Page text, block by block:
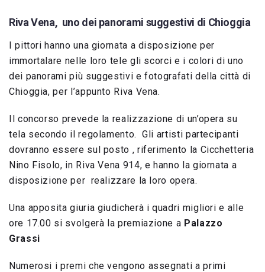
Riva Vena, uno dei panorami suggestivi di Chioggia
I pittori hanno una giornata a disposizione per
immortalare nelle loro tele gli scorci e i colori di uno
dei panorami più suggestivi e fotografati della città di
Chioggia, per l’appunto Riva Vena.
Il concorso prevede la realizzazione di un’opera su
tela secondo il regolamento. Gli artisti partecipanti
dovranno essere sul posto , riferimento la Cicchetteria
Nino Fisolo, in Riva Vena 914, e hanno la giornata a
disposizione per realizzare la loro opera.
Una apposita giuria giudicherà i quadri migliori e alle
ore 17.00 si svolgerà la premiazione a Palazzo
Grassi
Numerosi i premi che vengono assegnati a primi